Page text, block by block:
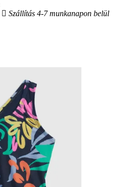
Szállítás 4-7 munkanapon belül